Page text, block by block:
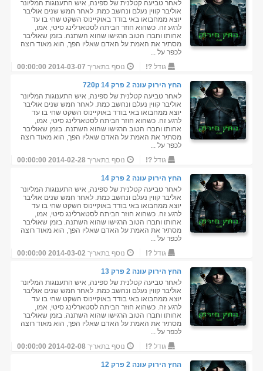
לאחר טביעה קטלנית של ספינה, איש התענוגות המליונר
אוליבר קווין נעלם ונחשב כמת. לאחר חמש שנים אוליבר
יוצא ממחבואו באי בודד באוקיינוס השקט שחי בו עד
לרגע זה. כשהוא חוזר הביתה לסטארלינג סיטי, אמו,
אחותו וחברו הטוב הרגישו שהוא השתנה. בזמן שאוליבר
מסתיר את האמת על האדם שאליו הפך, הוא מאוד רוצה
לכפר על ...
גודל?! נוסף בתאריך 2014-03-07 00:00:00
החץ הירוק עונה 2 פרק 14 720p
לאחר טביעה קטלנית של ספינה, איש התענוגות המליונר
אוליבר קווין נעלם ונחשב כמת. לאחר חמש שנים אוליבר
יוצא ממחבואו באי בודד באוקיינוס השקט שחי בו עד
לרגע זה. כשהוא חוזר הביתה לסטארלינג סיטי, אמו,
אחותו וחברו הטוב הרגישו שהוא השתנה. בזמן שאוליבר
מסתיר את האמת על האדם שאליו הפך, הוא מאוד רוצה
לכפר על ...
גודל?! נוסף בתאריך2014-02-28 00:00:00
החץ הירוק עונה 2 פרק 14
לאחר טביעה קטלנית של ספינה, איש התענוגות המליונר
אוליבר קווין נעלם ונחשב כמת. לאחר חמש שנים אוליבר
יוצא ממחבואו באי בודד באוקיינוס השקט שחי בו עד
לרגע זה. כשהוא חוזר הביתה לסטארלינג סיטי, אמו,
אחותו וחברו הטוב הרגישו שהוא השתנה. בזמן שאוליבר
מסתיר את האמת על האדם שאליו הפך, הוא מאוד רוצה
לכפר על ...
גודל?! נוסף בתאריך 2014-03-02 00:00:00
החץ הירוק עונה 2 פרק 13
לאחר טביעה קטלנית של ספינה, איש התענוגות המליונר
אוליבר קווין נעלם ונחשב כמת. לאחר חמש שנים אוליבר
יוצא ממחבואו באי בודד באוקיינוס השקט שחי בו עד
לרגע זה. כשהוא חוזר הביתה לסטארלינג סיטי, אמו,
אחותו וחברו הטוב הרגישו שהוא השתנה. בזמן שאוליבר
מסתיר את האמת על האדם שאליו הפך, הוא מאוד רוצה
לכפר על ...
גודל?! נוסף בתאריך2014-02-08 00:00:00
החץ הירוק עונה 2 פרק 12